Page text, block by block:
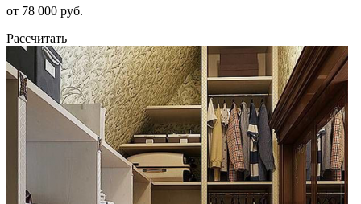
от 78 000 руб.
Рассчитать